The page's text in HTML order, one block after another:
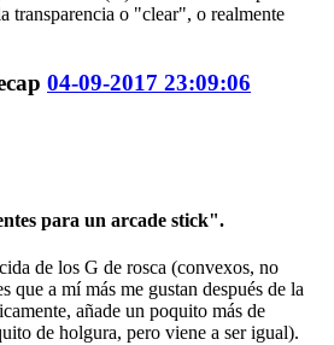
transparencia o "clear", o realmente
04-09-2017 23:09:06
para un arcade stick".
de los G de rosca (convexos, no
que a mí más me gustan después de la
añade un poquito más de
de holgura, pero viene a ser igual).